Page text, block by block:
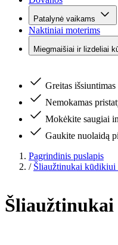
Patalynė vaikams
Naktiniai moterims
Miegmaišiai ir lizdeliai
Greitas
Nemokamas
Mokėkite saugiai
Gaukite nuolaidą
Pagrindinis puslapis
/ Šliaužtinukai